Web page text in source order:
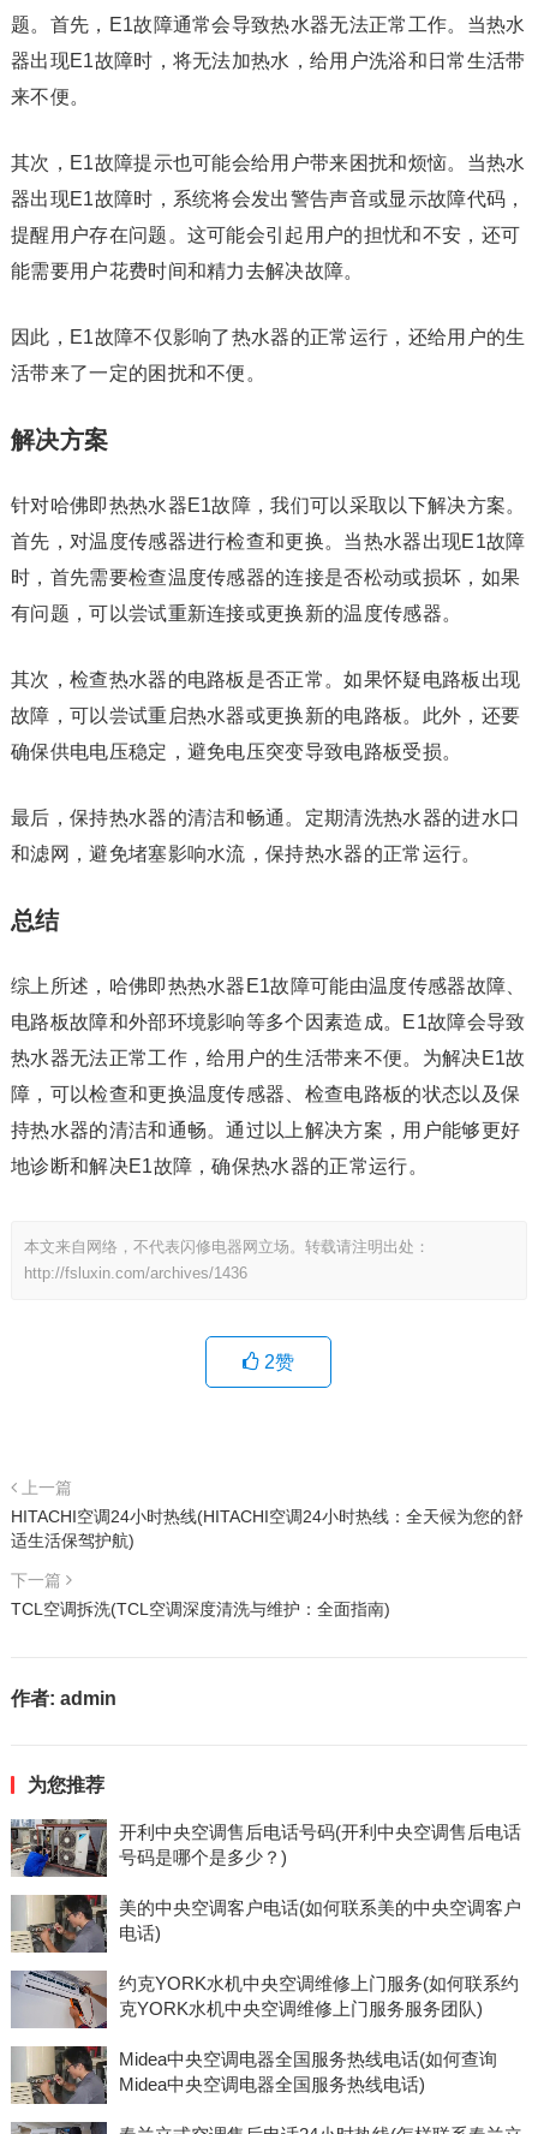
题。首先，E1故障通常会导致热水器无法正常工作。当热水
器出现E1故障时，将无法加热水，给用户洗浴和日常生活带
来不便。
其次，E1故障提示也可能会给用户带来困扰和烦恼。当热水
器出现E1故障时，系统将会发出警告声音或显示故障代码，
提醒用户存在问题。这可能会引起用户的担忧和不安，还可
能需要用户花费时间和精力去解决故障。
因此，E1故障不仅影响了热水器的正常运行，还给用户的生
活带来了一定的困扰和不便。
解决方案
针对哈佛即热热水器E1故障，我们可以采取以下解决方案。
首先，对温度传感器进行检查和更换。当热水器出现E1故障
时，首先需要检查温度传感器的连接是否松动或损坏，如果
有问题，可以尝试重新连接或更换新的温度传感器。
其次，检查热水器的电路板是否正常。如果怀疑电路板出现
故障，可以尝试重启热水器或更换新的电路板。此外，还要
确保供电电压稳定，避免电压突变导致电路板受损。
最后，保持热水器的清洁和畅通。定期清洗热水器的进水口
和滤网，避免堵塞影响水流，保持热水器的正常运行。
总结
综上所述，哈佛即热热水器E1故障可能由温度传感器故障、
电路板故障和外部环境影响等多个因素造成。E1故障会导致
热水器无法正常工作，给用户的生活带来不便。为解决E1故
障，可以检查和更换温度传感器、检查电路板的状态以及保
持热水器的清洁和通畅。通过以上解决方案，用户能够更好
地诊断和解决E1故障，确保热水器的正常运行。
本文来自网络，不代表闪修电器网立场。转载请注明出处：
http://fsluxin.com/archives/1436
2赞
上一篇
HITACHI空调24小时热线(HITACHI空调24小时热线：全天候为您的舒
适生活保驾护航)
下一篇
TCL空调拆洗(TCL空调深度清洗与维护：全面指南)
作者: admin
为您推荐
开利中央空调售后电话号码(开利中央空调售后电话
号码是哪个是多少？)
美的中央空调客户电话(如何联系美的中央空调客户
电话)
约克YORK水机中央空调维修上门服务(如何联系约
克YORK水机中央空调维修上门服务服务团队)
Midea中央空调电器全国服务热线电话(如何查询
Midea中央空调电器全国服务热线电话)